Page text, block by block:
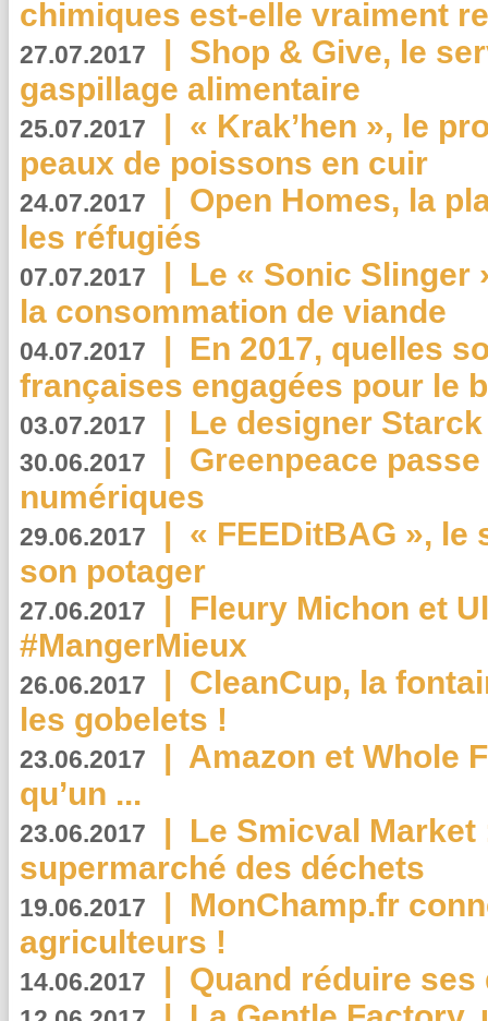
chimiques est-elle vraiment
27.07.2017 | Shop & Give, le
gaspillage alimentaire
25.07.2017 | « Krak’hen », le
peaux de poissons en cuir
24.07.2017 | Open Homes, la
les réfugiés
07.07.2017 | Le « Sonic Slinger
la consommation de viande
04.07.2017 | En 2017, quelles
françaises engagées pour le
03.07.2017 | Le designer
30.06.2017 | Greenpeace
numériques
29.06.2017 | « FEEDitBAG », le
son potager
27.06.2017 | Fleury Michon et
#MangerMieux
26.06.2017 | CleanCup, la
les gobelets !
23.06.2017 | Amazon et Whole
qu’un ...
23.06.2017 | Le Smicval
supermarché des déchets
19.06.2017 | MonChamp.fr
agriculteurs !
14.06.2017 | Quand réduire